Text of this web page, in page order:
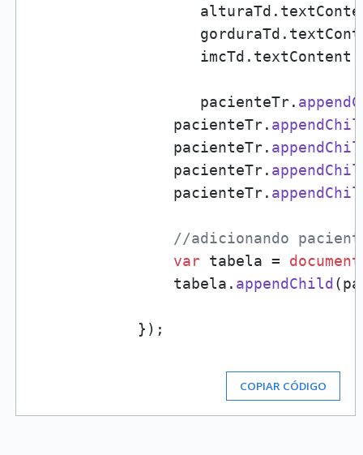
                   alturaTd.
                   gorduraTd.
                   imcTd.
textContent
                   pacienteTr.
                pacienteTr.
                pacienteTr.
                pacienteTr.
                pacienteTr.
//adicionando
var tabela = document
                tabela.
appendChild
            });
COPIAR CÓDIGO